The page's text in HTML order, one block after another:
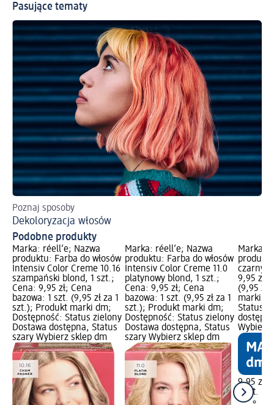
Pasujące tematy
Poznaj sposoby
Dekoloryzacja włosów
Podobne produkty
Marka: réell‘e; Nazwa
produktu: Farba do włosów
Intensiv Color Creme 10.16
szampański blond, 1 szt.;
Cena: 9,95 zł; Cena
bazowa: 1 szt. (9,95 zł za 1
szt.); Produkt marki dm;
Dostępność: Status zielony
Dostawa dostępna, Status
szary Wybierz sklep dm
Marka: réell‘e; Nazwa
produktu: Farba do włosów
Intensiv Color Creme 11.0
platynowy blond, 1 szt.;
Cena: 9,95 zł; Cena
bazowa: 1 szt. (9,95 zł za 1
szt.); Produkt marki dm;
Dostępność: Status zielony
Dostawa dostępna, Status
szary Wybierz sklep dm
Marka:
czarny
9,95 zł;
(9,95 zł
marki
Status
Wybierz
9,95 zł
1 szt.